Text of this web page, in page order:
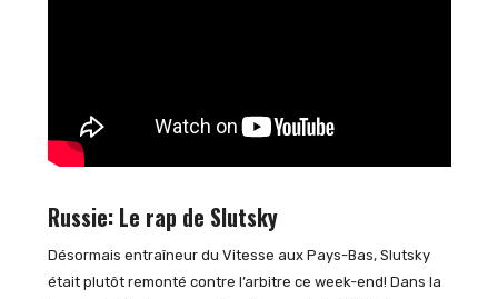
Russie: Le rap de Slutsky
Désormais entraîneur du Vitesse aux Pays-Bas, Slutsky
était plutôt remonté contre l’arbitre ce week-end! Dans la